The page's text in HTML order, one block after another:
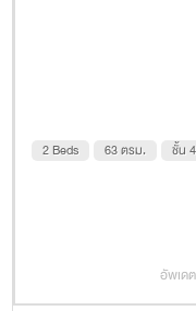
2 Beds 63 ตรม. ชั้น
อัพเด